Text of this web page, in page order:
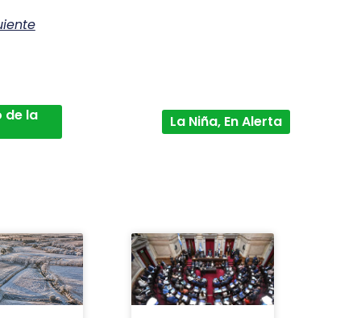
de la La Niña, En Alerta